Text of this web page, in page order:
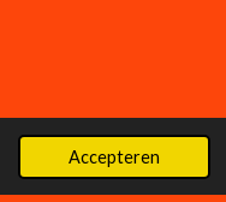
Accepteren